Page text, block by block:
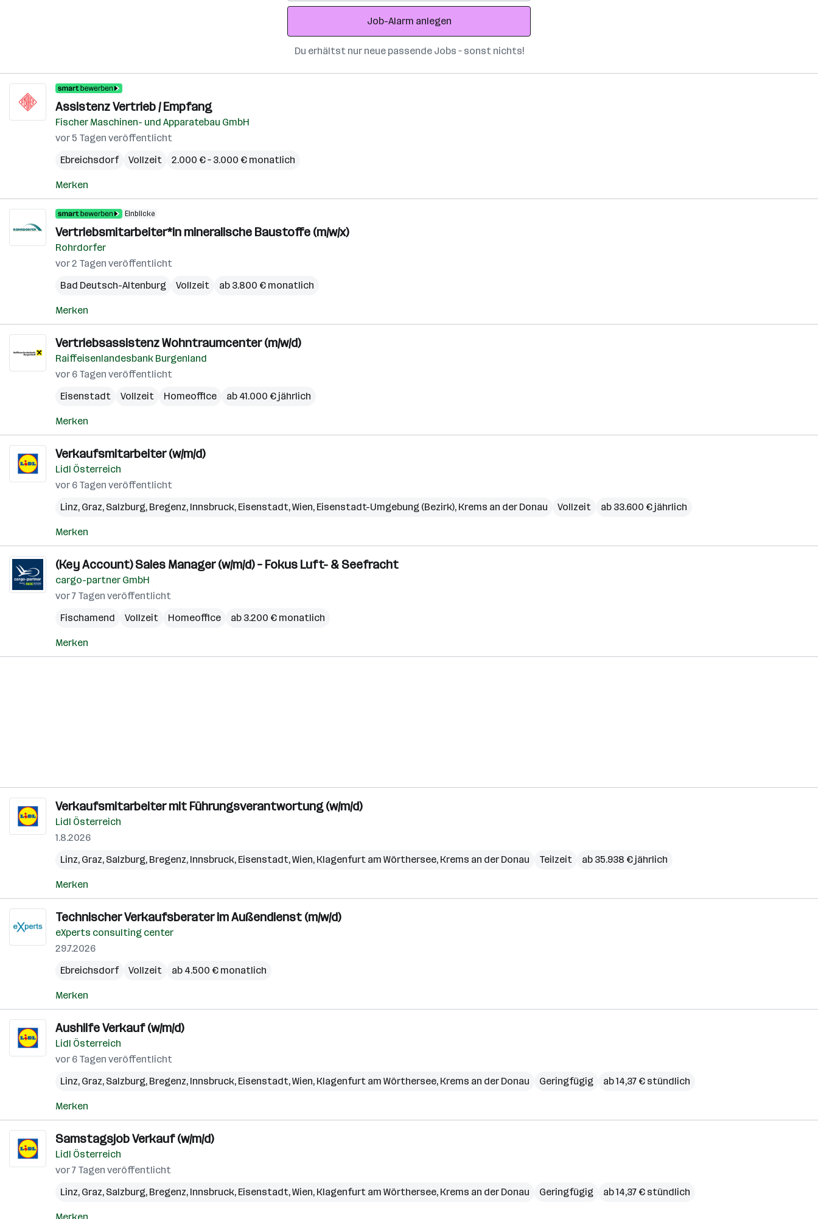
Adresse
Job-Alarm anlegen
Du erhältst nur neue passende Jobs – sonst nichts!
Assistenz Vertrieb / Empfang
Fischer Maschinen- und Apparatebau GmbH
vor 5 Tagen veröffentlicht
Ebreichsdorf
Vollzeit 2.000 € – 3.000 € monatlich
Merken
Einblicke
Vertriebsmitarbeiter*in mineralische Baustoffe (m/w/x)
Rohrdorfer
vor 2 Tagen veröffentlicht
Bad Deutsch-Altenburg
Vollzeit ab 3.800 € monatlich
Merken
Vertriebsassistenz Wohntraumcenter (m/w/d)
Raiffeisenlandesbank Burgenland
vor 6 Tagen veröffentlicht
Eisenstadt
Vollzeit Homeoffice ab 41.000 € jährlich
Merken
Verkaufsmitarbeiter (w/m/d)
Lidl Österreich
vor 6 Tagen veröffentlicht
Linz, Graz, Salzburg, Bregenz, Innsbruck, Eisenstadt,Wien, Eisenstadt-Umgebung (Bezirk), Krems an der Donau Vollzeit ab 33.600 € jährlich
Merken
(Key Account) Sales Manager (w/m/d) – Fokus Luft- & Seefracht
cargo-partner GmbH
vor 7 Tagen veröffentlicht
Fischamend
Vollzeit Homeoffice ab 3.200 € monatlich
Merken
Verkaufsmitarbeiter mit Führungsverantwortung (w/m/d)
Lidl Österreich
1.8.2026
Linz, Graz, Salzburg, Bregenz, Innsbruck, Eisenstadt,Wien, Klagenfurt am Wörthersee, Krems an der Donau Teilzeit ab 35.938 € jährlich
Merken
Technischer Verkaufsberater im Außendienst (m/w/d)
eXperts consulting center
29.7.2026
Ebreichsdorf
Vollzeit ab 4.500 € monatlich
Merken
Aushilfe Verkauf (w/m/d)
Lidl Österreich
vor 6 Tagen veröffentlicht
Linz, Graz, Salzburg, Bregenz, Innsbruck, Eisenstadt,Wien, Klagenfurt am Wörthersee, Krems an der Donau Geringfügig ab 14,37 € stündlich
Merken
Samstagsjob Verkauf (w/m/d)
Lidl Österreich
vor 7 Tagen veröffentlicht
Linz, Graz, Salzburg, Bregenz, Innsbruck, Eisenstadt,Wien, Klagenfurt am Wörthersee, Krems an der Donau Geringfügig ab 14,37 € stündlich